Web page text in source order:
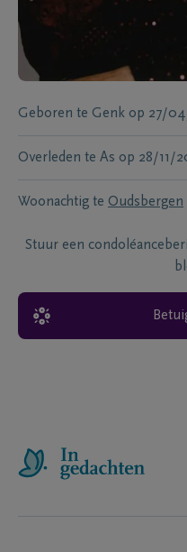
Geboren te Genk op 27/
Overleden te As op 28/11/
Woonachtig te Oudsbergen
Stuur een